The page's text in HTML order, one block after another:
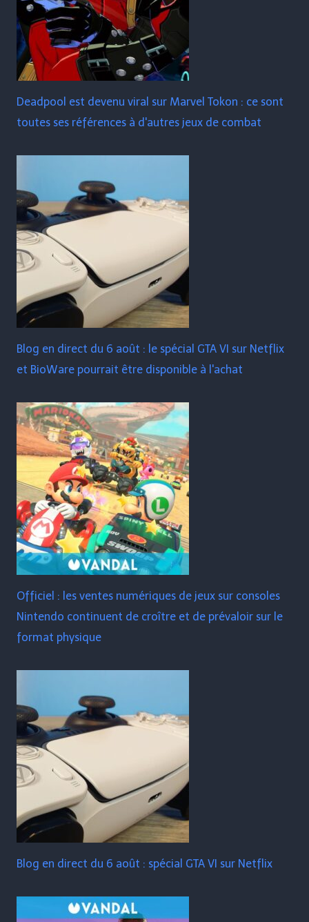
Deadpool est devenu viral sur Marvel Tokon : ce sont
toutes ses références à d'autres jeux de combat
Blog en direct du 6 août : le spécial GTA VI sur Netflix
et BioWare pourrait être disponible à l'achat
Officiel : les ventes numériques de jeux sur consoles
Nintendo continuent de croître et de prévaloir sur le
format physique
Blog en direct du 6 août : spécial GTA VI sur Netflix